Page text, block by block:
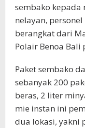
sembako kepada
nelayan,
berangkat dari
Polair Benoa Bali
Paket sembako
sebanyak 200
beras, 2 liter
mie instan ini
dua lokasi, yakni